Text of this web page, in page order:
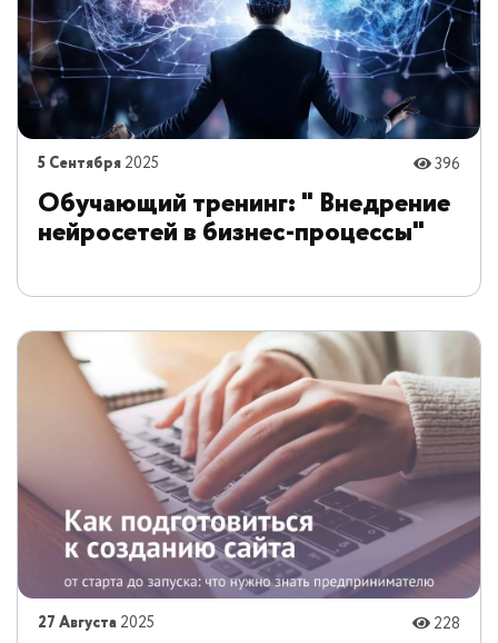
5 Сентября 2025 396
Обучающий тренинг: " Внедрение
нейросетей в бизнес-процессы"
27 Августа 2025 228